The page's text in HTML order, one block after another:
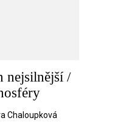
nejsilnější /
Chaloupková